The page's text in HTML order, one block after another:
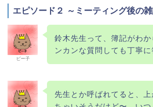
エピソード２ ～ミーティング後の
ピー子
鈴木先生って、簿記がわ
ンカンな質問しても丁寧
先生とか呼ばれてると、